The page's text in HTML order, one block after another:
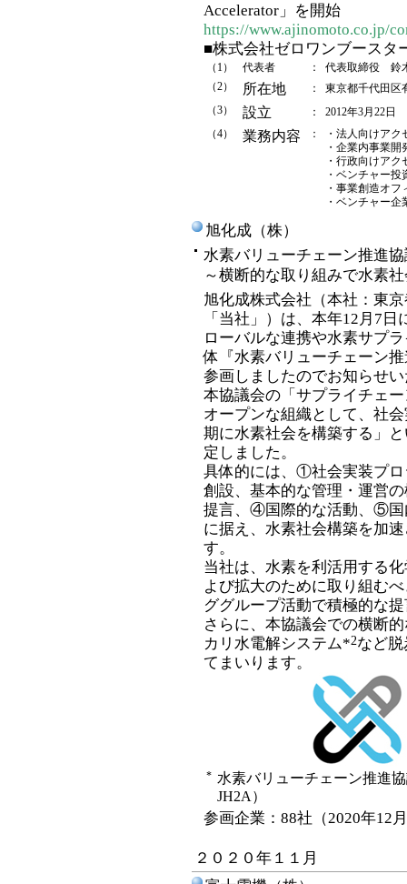
Accelerator」を開始
https://www.ajinomoto.co.jp/
■株式会社ゼロワンブースタ
（1） 代表者 ：
代表取締役 鈴
（2）
所在地 ：
東京都千代田区
（3）
設立 ：
2012年3月22日
（4）
業務内容 ：
・法人向けア
・企業内事業
・行政向けア
・ベンチャー投
・事業創造オフ
・ベンチャー
旭化成（株）
水素バリューチェーン推進
～横断的な取り組みで水素
旭化成株式会社（本社：東
「当社」）は、本年12月7
ローバルな連携や水素サプ
体『水素バリューチェーン
参画しましたのでお知らせ
本協議会の「サプライチェ
オープンな組織として、社
期に水素社会を構築する」
定しました。
具体的には、①社会実装プ
創設、基本的な管理・運営
提言、④国際的な活動、⑤国
に据え、水素社会構築を加
す。
当社は、水素を利活用する
よび拡大のために取り組む
ググループ活動で積極的な
さらに、本協議会での横断
カリ水電解システム*2など
てまいります。
* 水素バリューチェーン推進
JH2A）
参画企業：88社（2020年12
２０２０年１１月